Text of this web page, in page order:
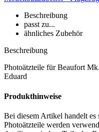
Beschreibung
passt zu...
ähnliches Zubehör
Beschreibung
Photoätzteile für Beaufort
Eduard
Produkthinweise
Bei diesem Artikel handelt es
Photoätzteile werden